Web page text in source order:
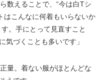
数えることで、“今は白Tシ
はこんなに何着もいらないか
。手にとって見直すこと
気づくことも多いです」
量。着ない服がほとんどな